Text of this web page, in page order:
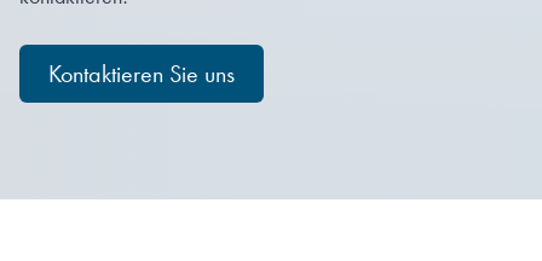
Kontaktieren Sie uns